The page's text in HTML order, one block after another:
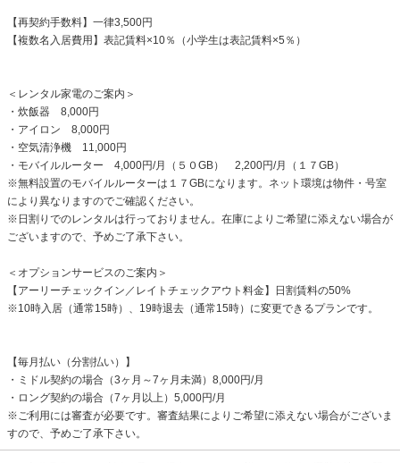
【再契約手数料】一律3,500円
【複数名入居費用】表記賃料×10％（小学生は表記賃料×5％）
＜レンタル家電のご案内＞
・炊飯器 8,000円
・アイロン 8,000円
・空気清浄機 11,000円
・モバイルルーター 4,000円/月（５０GB） 2,200円/月（１７GB）
※無料設置のモバイルルーターは１７GBになります。ネット環境は物件・号室
により異なりますのでご確認ください。
※日割りでのレンタルは行っておりません。在庫によりご希望に添えない場合が
ございますので、予めご了承下さい。
＜オプションサービスのご案内＞
【アーリーチェックイン／レイトチェックアウト料金】日割賃料の50%
※10時入居（通常15時）、19時退去（通常15時）に変更できるプランです。
【毎月払い（分割払い）】
・ミドル契約の場合（3ヶ月～7ヶ月未満）8,000円/月
・ロング契約の場合（7ヶ月以上）5,000円/月
※ご利用には審査が必要です。審査結果によりご希望に添えない場合がございま
すので、予めご了承下さい。